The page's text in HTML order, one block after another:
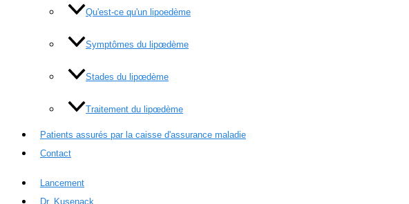
Qu'est-ce qu'un lipoedème
Symptômes du lipœdème
Stades du lipœdème
Traitement du lipœdème
Patients assurés par la caisse d'assurance maladie
Contact
Lancement
Dr. Kusenack